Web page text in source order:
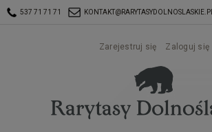
537 71 71 71 KONTAKT@RARYTASYDOLNOSLASKIE.PL
Zarejestruj się Zaloguj się